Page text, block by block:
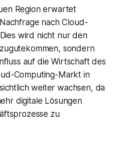
Region erwartet
nach Cloud-
wird nicht nur den
sondern
auf die Wirtschaft des
Computing-Markt in
weiter wachsen, da
digitale Lösungen
zu